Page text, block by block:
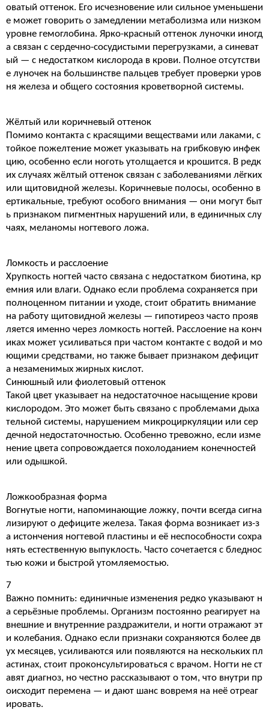
оватый оттенок. Его исчезновение или сильное уменьшени
е может говорить о замедлении метаболизма или низком
уровне гемоглобина. Ярко-красный оттенок луночки иногд
а связан с сердечно-сосудистыми перегрузками, а синеват
ый — с недостатком кислорода в крови. Полное отсутстви
е луночек на большинстве пальцев требует проверки уров
ня железа и общего состояния кроветворной системы.
Жёлтый или коричневый оттенок
Помимо контакта с красящими веществами или лаками, с
тойкое пожелтение может указывать на грибковую инфек
цию, особенно если ноготь утолщается и крошится. В редк
их случаях жёлтый оттенок связан с заболеваниями лёгких
или щитовидной железы. Коричневые полосы, особенно в
ертикальные, требуют особого внимания — они могут быт
ь признаком пигментных нарушений или, в единичных слу
чаях, меланомы ногтевого ложа.
Ломкость и расслоение
Хрупкость ногтей часто связана с недостатком биотина, кр
емния или влаги. Однако если проблема сохраняется при
полноценном питании и уходе, стоит обратить внимание
на работу щитовидной железы — гипотиреоз часто прояв
ляется именно через ломкость ногтей. Расслоение на конч
иках может усиливаться при частом контакте с водой и мо
ющими средствами, но также бывает признаком дефицит
а незаменимых жирных кислот.
Синюшный или фиолетовый оттенок
Такой цвет указывает на недостаточное насыщение крови
кислородом. Это может быть связано с проблемами дыха
тельной системы, нарушением микроциркуляции или сер
дечной недостаточностью. Особенно тревожно, если изме
нение цвета сопровождается похолоданием конечностей
или одышкой.
Ложкообразная форма
Вогнутые ногти, напоминающие ложку, почти всегда сигна
лизируют о дефиците железа. Такая форма возникает из-з
а истончения ногтевой пластины и её неспособности сохра
нять естественную выпуклость. Часто сочетается с бледнос
тью кожи и быстрой утомляемостью.
7
Важно помнить: единичные изменения редко указывают н
а серьёзные проблемы. Организм постоянно реагирует на
внешние и внутренние раздражители, и ногти отражают эт
и колебания. Однако если признаки сохраняются более дв
ух месяцев, усиливаются или появляются на нескольких пл
астинах, стоит проконсультироваться с врачом. Ногти не ст
авят диагноз, но честно рассказывают о том, что внутри пр
оисходит перемена — и дают шанс вовремя на неё отреаг
ировать.